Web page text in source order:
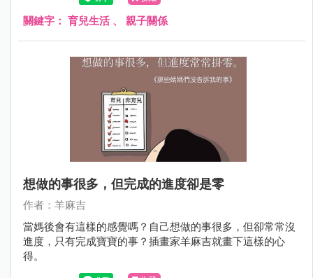
關鍵字： 育兒生活、 親子關係
想做的事很多，但完成的進度卻是零
作者：羊麻吉
當媽後會有這樣的感覺嗎？自己想做的事很多，但卻常常沒
進度，只有完成寶寶的事？插畫家羊麻吉就畫下這樣的心
得。